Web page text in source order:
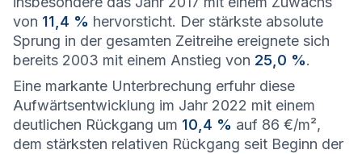
von 11,4 % hervorsticht. Der stärkste absolute
Sprung in der gesamten Zeitreihe ereignete sich
bereits 2003 mit einem Anstieg von 25,0 %.
Eine markante Unterbrechung erfuhr diese
Aufwärtsentwicklung im Jahr 2022 mit einem
deutlichen Rückgang um 10,4 % auf 86 €/m²,
dem stärksten relativen Rückgang seit Beginn der